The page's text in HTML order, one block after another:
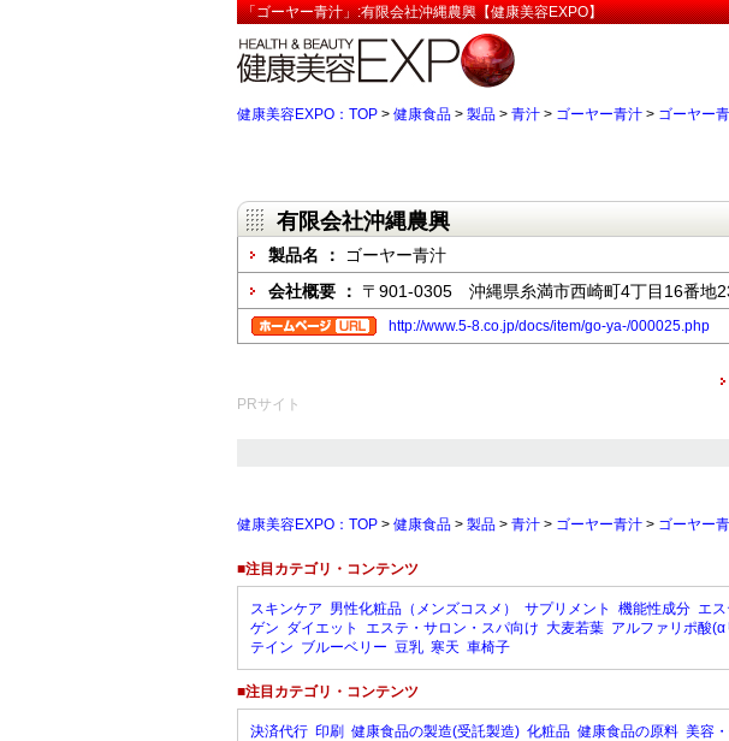
「ゴーヤー青汁」:有限会社沖縄農興【健康美容EXPO】
健康美容EXPO：TOP > 健康食品 > 製品 > 青汁 > ゴーヤー青汁 > ゴーヤー
有限会社沖縄農興
製品名 ：
ゴーヤー青汁
会社概要 ： 〒901-0305 沖縄県糸満市西崎町4丁目16番地
http://www.5-8.co.jp/docs/item/go-ya-/000025.php
PRサイト
健康美容EXPO：TOP > 健康食品 > 製品 > 青汁 > ゴーヤー青汁 > ゴーヤー
■注目カテゴリ・コンテンツ
スキンケア 男性化粧品（メンズコスメ） サプリメント 機能性成分 エ
ゲン ダイエット エステ・サロン・スパ向け 大麦若葉 アルファリポ酸(α
テイン ブルーベリー 豆乳 寒天 車椅子
■注目カテゴリ・コンテンツ
決済代行 印刷 健康食品の製造(受託製造) 化粧品 健康食品の原料 美容